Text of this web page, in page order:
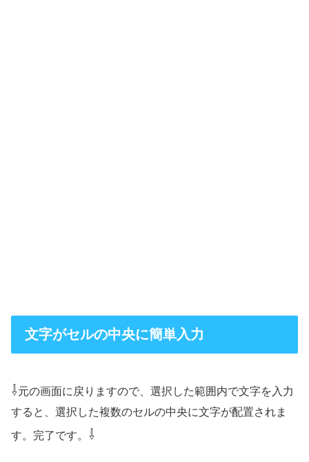
文字がセルの中央に簡単入力
⇩元の画面に戻りますので、選択した範囲内で文字を入力
すると、選択した複数のセルの中央に文字が配置されま
す。完了です。 ⇩